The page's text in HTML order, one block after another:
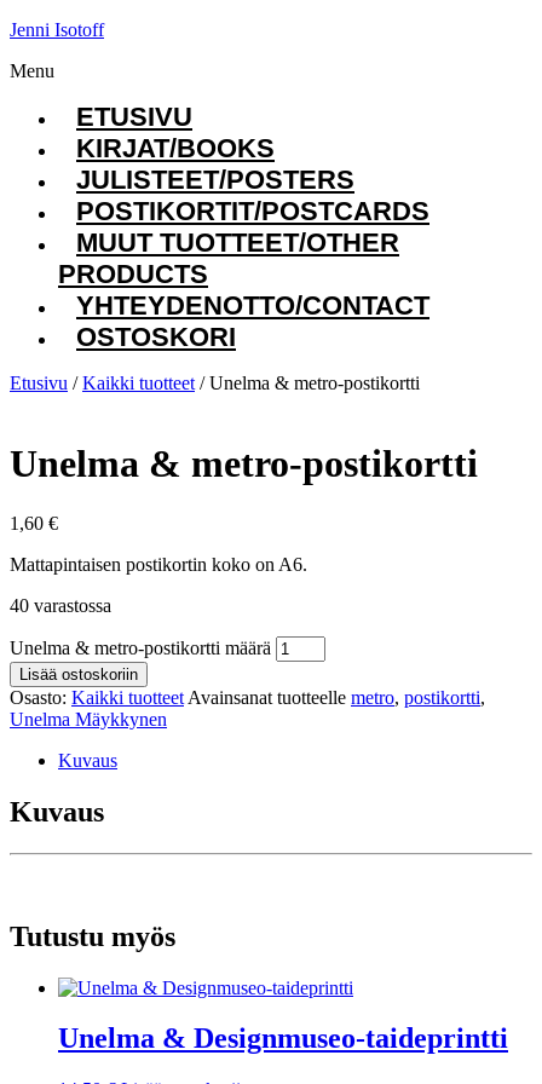
Jenni Isotoff
Menu
ETUSIVU
KIRJAT/BOOKS
JULISTEET/POSTERS
POSTIKORTIT/POSTCARDS
MUUT TUOTTEET/OTHER
PRODUCTS
YHTEYDENOTTO/CONTACT
OSTOSKORI
Etusivu /Kaikki tuotteet / Unelma & metro-postikortti
Unelma & metro-postikortti
1,60 €
Mattapintaisen postikortin koko on A6.
40 varastossa
Unelma & metro-postikortti määrä
Lisää ostoskoriin
Osasto: Kaikki tuotteet Avainsanat tuotteelle metro, postikortti,
Unelma Mäykkynen
Kuvaus
Kuvaus
Tutustu myös
Unelma & Designmuseo-taideprintti